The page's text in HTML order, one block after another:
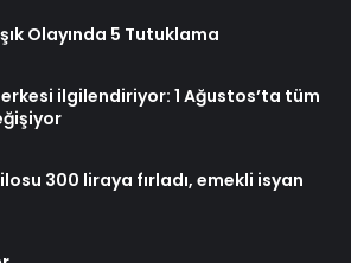
Olayında 5 Tutuklama
ilgilendiriyor: 1 Ağustos’ta tüm
300 liraya fırladı, emekli isyan